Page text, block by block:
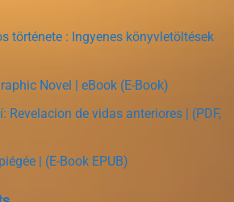
története : Ingyenes könyvletöltések
Novel | eBook (E-Book)
Revelacion de vidas anteriores | (PDF,
| (E-Book EPUB)